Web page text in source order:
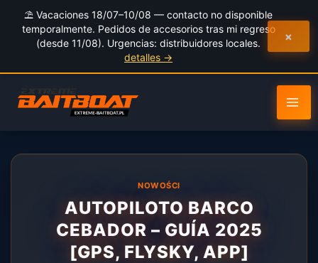
⛱️ Vacaciones 18/07–10/08 — contacto no disponible
temporalmente. Pedidos de accesorios tras mi regreso
(desde 11/08). Urgencias: distribuidores locales.
detalles →
×
contenido
NOWOŚCI
AUTOPILOTO BARCO
CEBADOR – GUÍA 2025
[GPS, FLYSKY, APP]